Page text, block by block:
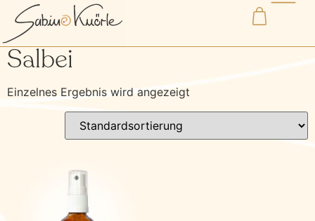
Start/ Produkte verschlagwortet mit „Salbei“
Salbei
Einzelnes Ergebnis wird angezeigt